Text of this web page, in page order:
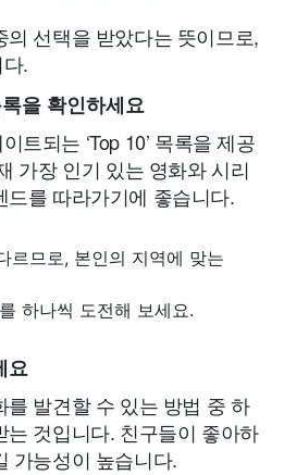
의 선택을 받았다는 뜻이므로,
.
록을 확인하세요
트되는 ‘Top 10’ 목록을 제공
가장 인기 있는 영화와 시리
드를 따라가기에 좋습니다.
르므로, 본인의 지역에 맞는
하나씩 도전해 보세요.
요
를 발견할 수 있는 방법 중 하
는 것입니다. 친구들이 좋아하
가능성이 높습니다.